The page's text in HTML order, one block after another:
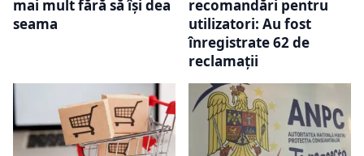
mai mult fără să își dea
seama
recomandări pentru
utilizatori: Au fost
înregistrate 62 de
reclamații